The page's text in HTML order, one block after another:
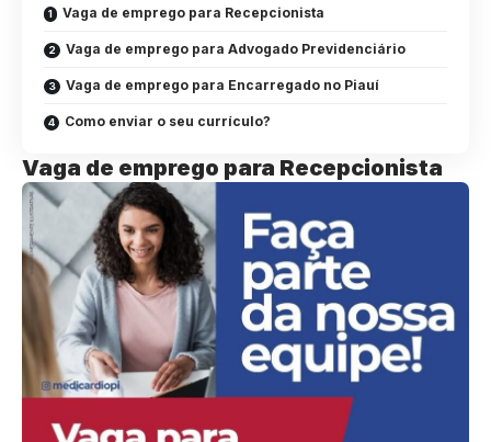
Vaga de emprego para Recepcionista
Vaga de emprego para Advogado Previdenciário
Vaga de emprego para Encarregado no Piauí
Como enviar o seu currículo?
Vaga de emprego para Recepcionista